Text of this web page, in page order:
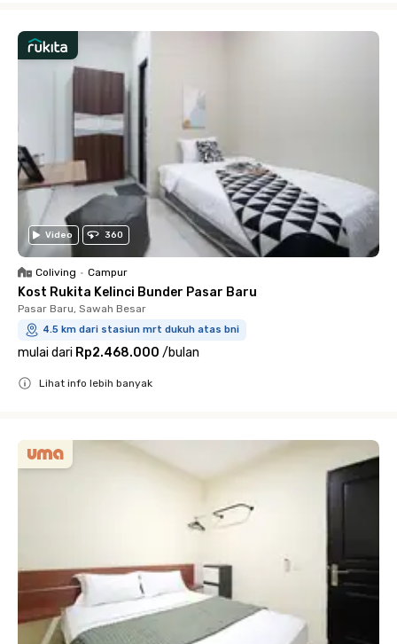
Video 360
Coliving • Campur
Kost Rukita Kelinci Bunder Pasar Baru
Pasar Baru, Sawah Besar
4.5 km dari stasiun mrt dukuh atas bni
mulai dari Rp2.468.000 /bulan
Lihat info lebih banyak